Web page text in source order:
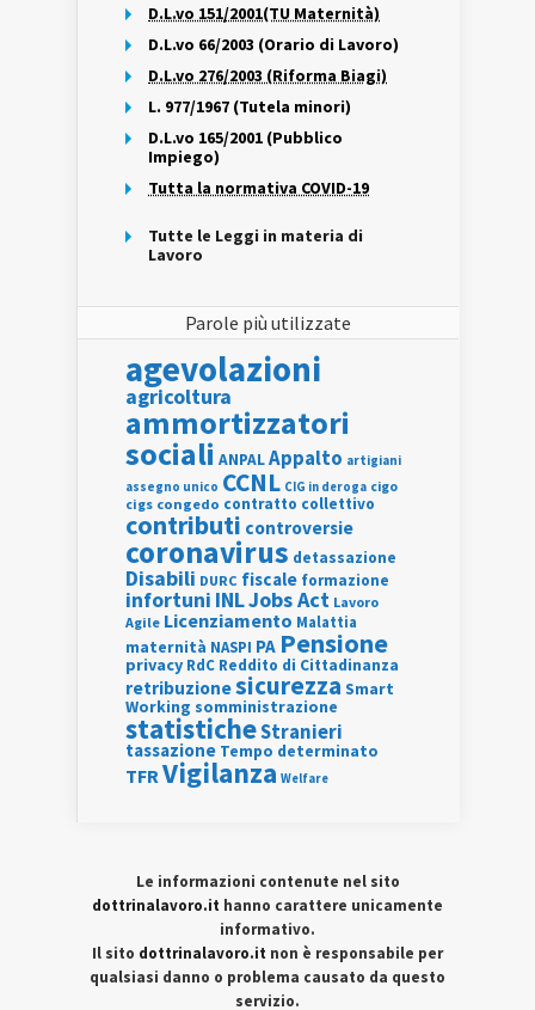
D.L.vo 151/2001(TU Maternità)
D.L.vo 66/2003 (Orario di Lavoro)
D.L.vo 276/2003 (Riforma Biagi)
L. 977/1967 (Tutela minori)
D.L.vo 165/2001 (Pubblico
Impiego)
Tutta la normativa COVID-19
Tutte le Leggi in materia di
Lavoro
Parole più utilizzate
agevolazioni
agricoltura
ammortizzatori
sociali ANPALAppalto artigiani
assegno unico CCNL CIG in deroga cigo
cigs congedo contratto collettivo
contributi controversie
coronavirus detassazione
Disabili DURC fiscale formazione
infortuni INLJobs Act Lavoro
Agile Licenziamento Malattia
maternità NASPI PA Pensione
privacy RdC Reddito di Cittadinanza
retribuzionesicurezza Smart
Working somministrazione
statisticheStranieri
tassazione Tempo determinato
TFRVigilanza Welfare
Le informazioni contenute nel sito
dottrinalavoro.it hanno carattere unicamente
informativo.
Il sito dottrinalavoro.it non è responsabile per
qualsiasi danno o problema causato da questo
servizio.